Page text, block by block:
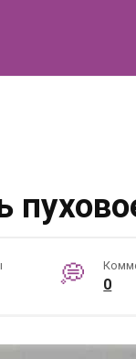
0